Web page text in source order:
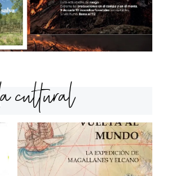
cultural